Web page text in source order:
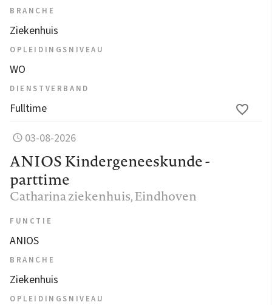
BRANCHE
Ziekenhuis
OPLEIDINGSNIVEAU
WO
DIENSTVERBAND
Fulltime
03-08-2026
ANIOS Kindergeneeskunde -
parttime
Catharina ziekenhuis, Eindhoven
FUNCTIE
ANIOS
BRANCHE
Ziekenhuis
OPLEIDINGSNIVEAU